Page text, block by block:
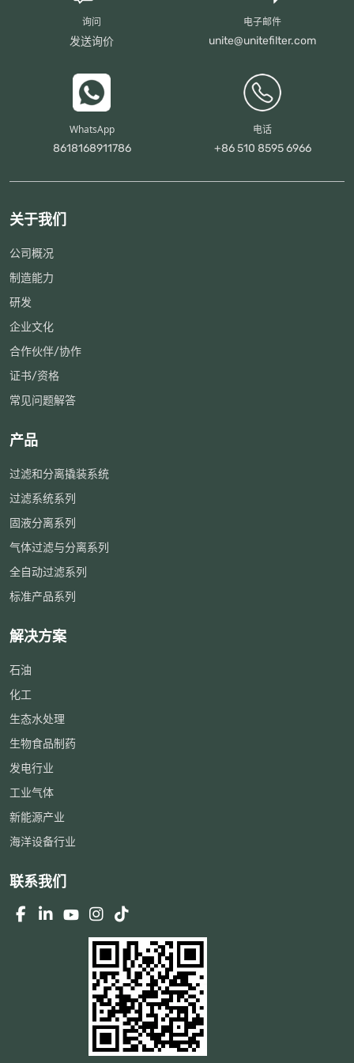
询问
发送询价
电子邮件
unite@unitefilter.com
WhatsApp
8618168911786
电话
+86 510 8595 6966
关于我们
公司概况
制造能力
研发
企业文化
合作伙伴/协作
证书/资格
常见问题解答
产品
过滤和分离撬装系统
过滤系统系列
固液分离系列
气体过滤与分离系列
全自动过滤系列
标准产品系列
解决方案
石油
化工
生态水处理
生物食品制药
发电行业
工业气体
新能源产业
海洋设备行业
联系我们